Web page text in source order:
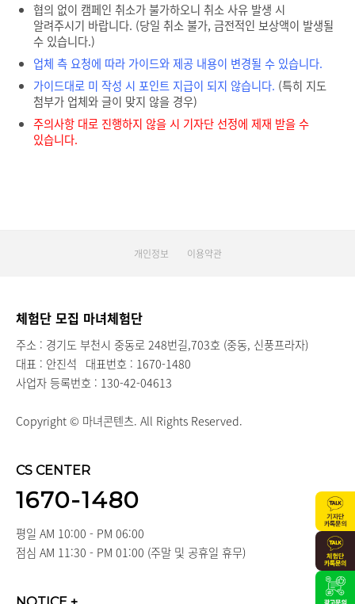
협의 없이 캠페인 취소가 불가하오니 취소 사유 발생 시
알려주시기 바랍니다. (당일 취소 불가, 금전적인 보상액이 발생될
수 있습니다.)
업체 측 요청에 따라 가이드와 제공 내용이 변경될 수 있습니다.
가이드대로 미 작성 시 포인트 지급이 되지 않습니다. (특히 지도
첨부가 업체와 글이 맞지 않을 경우)
주의사항 대로 진행하지 않을 시 기자단 선정에 제재 받을 수
있습니다.
개인정보 이용약관
체험단 모집 마녀체험단
주소 : 경기도 부천시 중동로 248번길,703호 (중동, 신풍프라자)
대표 : 안진석 대표번호 : 1670-1480
사업자 등록번호 : 130-42-04613
Copyright © 마녀콘텐츠. All Rights Reserved.
CS CENTER
1670-1480
평일 AM 10:00 - PM 06:00
점심 AM 11:30 - PM 01:00 (주말 및 공휴일 휴무)